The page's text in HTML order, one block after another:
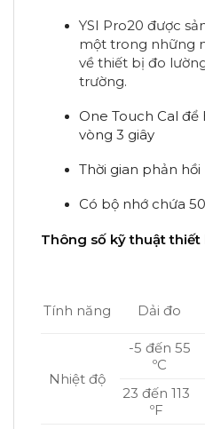
YSI Pro20 được
một trong những
về thiết bị đo
trường.
One Touch Cal
vòng 3 giây
Thời gian phản
Có bộ nhớ chứa
Thông số kỹ thuật thiết
Tính năng Dải đo
Nhiệt độ
-5 đến 55
ºC
23 đến 113
ºF